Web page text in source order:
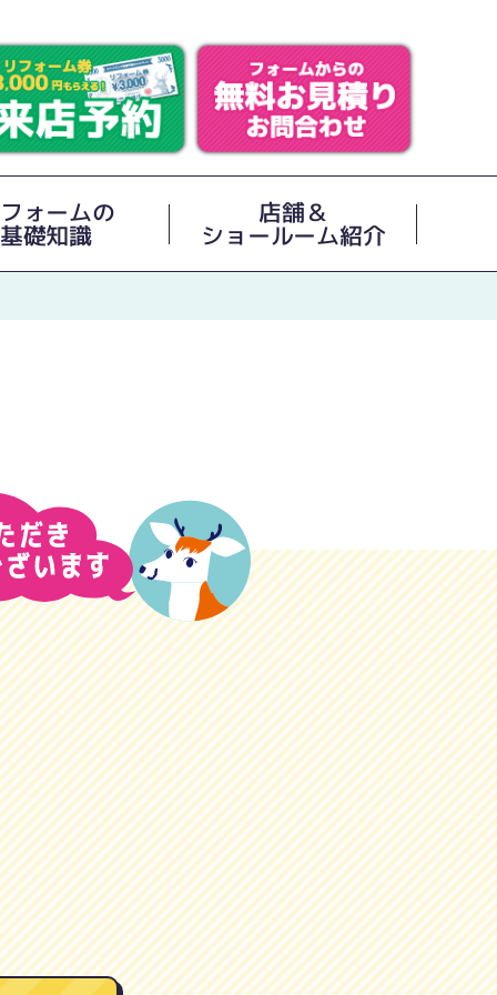
ォームの
基礎知識
店舗＆
ショールーム紹介